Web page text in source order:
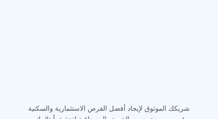
شريكك الموثوق لإيجاد أفضل الفرص الاستثمارية والسكنية